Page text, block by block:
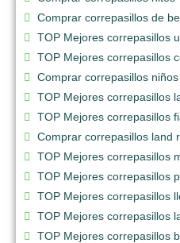
Comprar correpasillos de
TOP Mejores correpasillos
TOP Mejores correpasillos
Comprar correpasillos
TOP Mejores correpasillos
TOP Mejores correpasillos
Comprar correpasillos land
TOP Mejores correpasillos
TOP Mejores correpasillos
TOP Mejores correpasillos
TOP Mejores correpasillos
TOP Mejores correpasillos